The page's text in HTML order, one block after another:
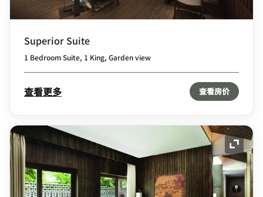
Superior Suite
1 Bedroom Suite, 1 King, Garden view
查看更多 查看房价
展开